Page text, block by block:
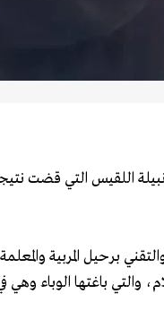
نبيلة اللقيس التي قضت
برحيل المربية
باغتها الوباء وهي